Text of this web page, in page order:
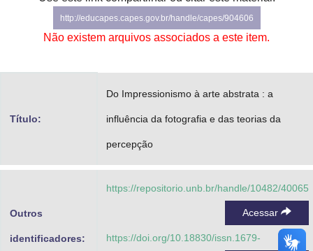
Secretaria de Governo
Gabinete de Segurança Institucional
http://educapes.capes.gov.br/handle/capes/904606
Não existem arquivos associados a este item.
Título:
Do Impressionismo à arte abstrata : a
influência da fotografia e das teorias da
percepção
Outros
identificadores:
https://repositorio.unb.br/handle/10482/40065
Acessar
https://doi.org/10.18830/issn.1679-